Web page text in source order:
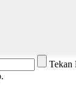
Tekan